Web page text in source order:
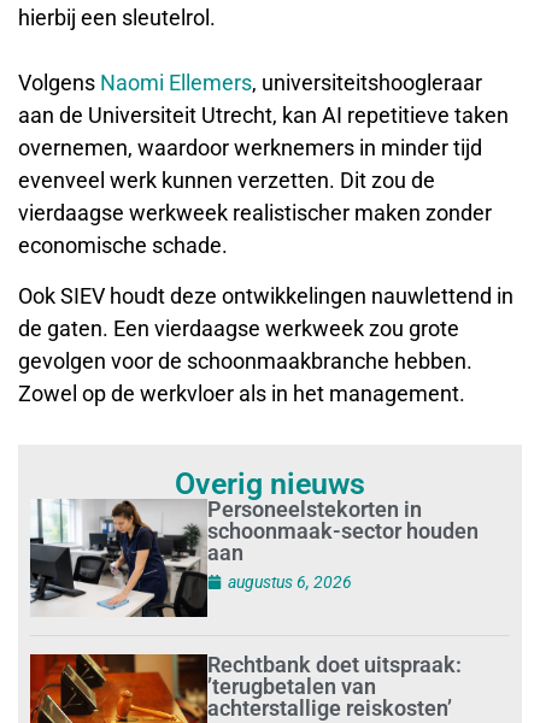
hierbij een sleutelrol.
Volgens Naomi Ellemers, universiteitshoogleraar
aan de Universiteit Utrecht, kan AI repetitieve taken
overnemen, waardoor werknemers in minder tijd
evenveel werk kunnen verzetten. Dit zou de
vierdaagse werkweek realistischer maken zonder
economische schade.
Ook SIEV houdt deze ontwikkelingen nauwlettend in
de gaten. Een vierdaagse werkweek zou grote
gevolgen voor de schoonmaakbranche hebben.
Zowel op de werkvloer als in het management.
Overig nieuws
Personeelstekorten in
schoonmaak-sector houden
aan
augustus 6, 2026
Rechtbank doet uitspraak:
’terugbetalen van
achterstallige reiskosten’